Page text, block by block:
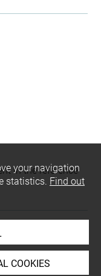
in the reference
your navigation
statistics. Find out
COOKIES